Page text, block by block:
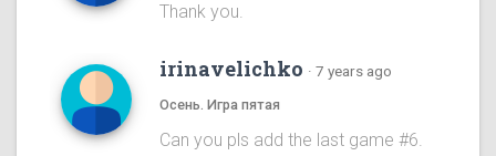
Thank you.
irinavelichko · 7 years ago
Осень. Игра пятая
Can you pls add the last game #6.